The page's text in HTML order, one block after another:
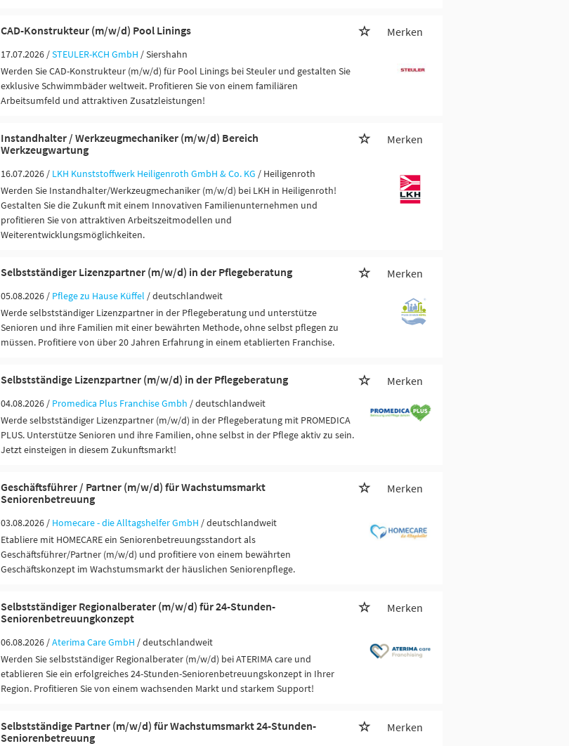
CAD-Konstrukteur (m/w/d) Pool Linings Merken
17.07.2026 /STEULER-KCH GmbH / Siershahn
Werden Sie CAD-Konstrukteur (m/w/d) für Pool Linings bei Steuler und gestalten Sie
exklusive Schwimmbäder weltweit. Profitieren Sie von einem familiären
Arbeitsumfeld und attraktiven Zusatzleistungen!
Instandhalter / Werkzeugmechaniker (m/w/d) Bereich
Werkzeugwartung
Merken
16.07.2026 / LKH Kunststoffwerk Heiligenroth GmbH & Co. KG / Heiligenroth
Werden Sie Instandhalter/Werkzeugmechaniker (m/w/d) bei LKH in Heiligenroth!
Gestalten Sie die Zukunft mit einem Innovativen Familienunternehmen und
profitieren Sie von attraktiven Arbeitszeitmodellen und
Weiterentwicklungsmöglichkeiten.
Selbstständiger Lizenzpartner (m/w/d) in der Pflegeberatung Merken
05.08.2026 / Pflege zu Hause Küffel / deutschlandweit
Werde selbstständiger Lizenzpartner in der Pflegeberatung und unterstütze
Senioren und ihre Familien mit einer bewährten Methode, ohne selbst pflegen zu
müssen. Profitiere von über 20 Jahren Erfahrung in einem etablierten Franchise.
Selbstständige Lizenzpartner (m/w/d) in der Pflegeberatung Merken
04.08.2026 / Promedica Plus Franchise Gmbh / deutschlandweit
Werde selbstständiger Lizenzpartner (m/w/d) in der Pflegeberatung mit PROMEDICA
PLUS. Unterstütze Senioren und ihre Familien, ohne selbst in der Pflege aktiv zu sein.
Jetzt einsteigen in diesem Zukunftsmarkt!
Geschäftsführer / Partner (m/w/d) für Wachstumsmarkt
Seniorenbetreuung
Merken
03.08.2026 / Homecare - die Alltagshelfer GmbH / deutschlandweit
Etabliere mit HOMECARE ein Seniorenbetreuungsstandort als
Geschäftsführer/Partner (m/w/d) und profitiere von einem bewährten
Geschäftskonzept im Wachstumsmarkt der häuslichen Seniorenpflege.
Selbstständiger Regionalberater (m/w/d) für 24-Stunden-
Seniorenbetreuungkonzept
Merken
06.08.2026 /Aterima Care GmbH / deutschlandweit
Werden Sie selbstständiger Regionalberater (m/w/d) bei ATERIMA care und
etablieren Sie ein erfolgreiches 24-Stunden-Seniorenbetreuungskonzept in Ihrer
Region. Profitieren Sie von einem wachsenden Markt und starkem Support!
Selbstständige Partner (m/w/d) für Wachstumsmarkt 24-Stunden-
Seniorenbetreuung
Merken